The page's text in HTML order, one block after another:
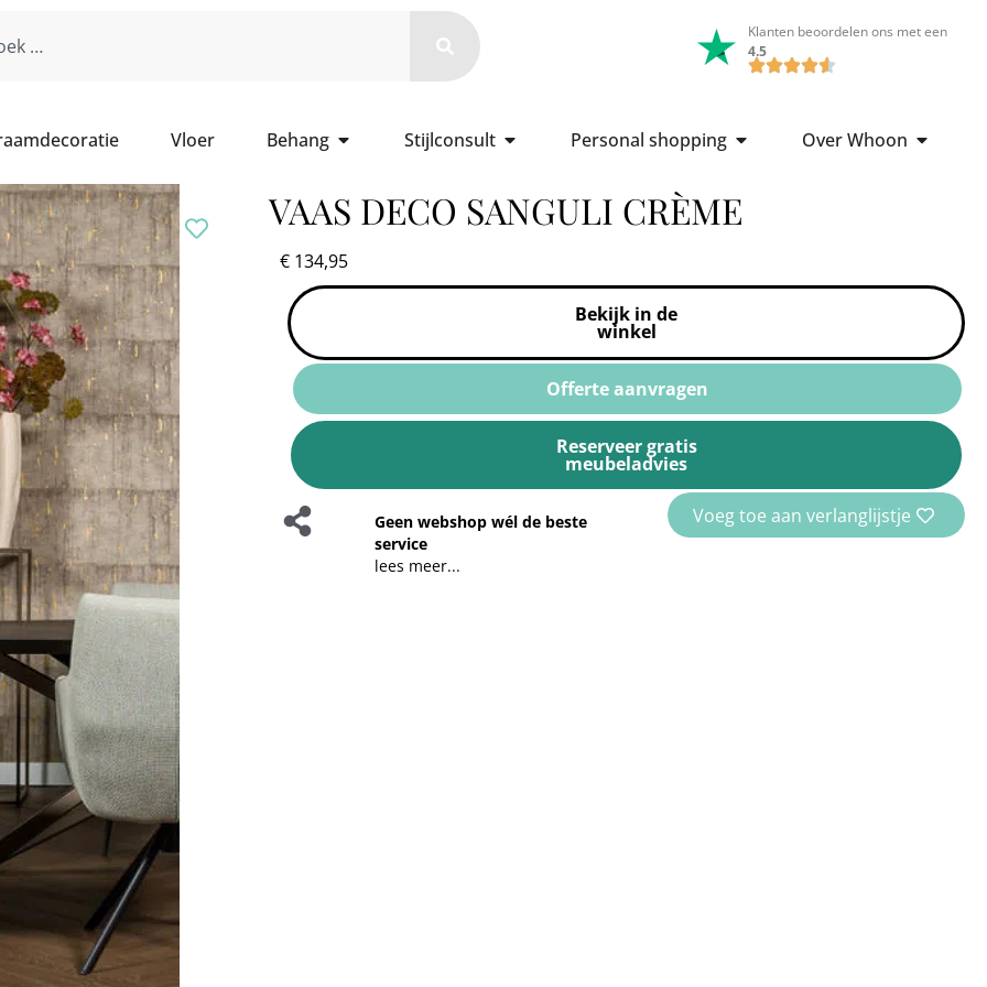
Klanten beoordelen ons met een
4.5
Vloer Behang Stijlconsult Personal shopping Over Whoon
VAAS DECO SANGULI CRÈME
€ 134,95
Bekijk in de
winkel
Offerte aanvragen
Reserveer gratis
meubeladvies
Geen webshop wél de beste
service
lees meer...
Voeg toe aan verlanglijstje